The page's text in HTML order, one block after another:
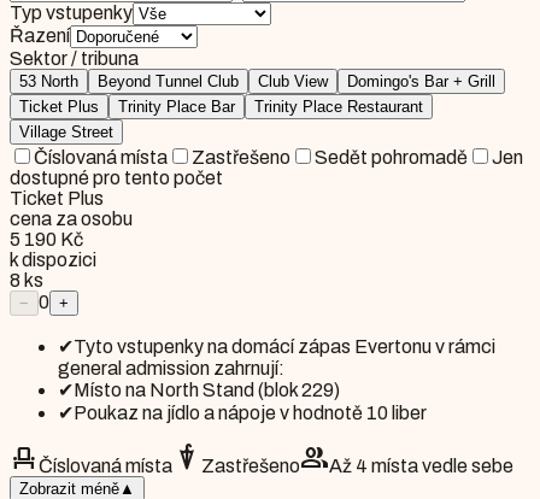
Typ vstupenky
Řazení
Sektor / tribuna
53 North Beyond Tunnel Club Club View
Domingo's Bar + Grill
Ticket Plus
Trinity Place Bar
Trinity Place Restaurant
Village Street
Číslovaná místa Zastřešeno Sedět pohromadě
Jen
dostupné pro tento počet
Ticket Plus
cena za osobu
5 190 Kč
k dispozici
8 ks
− 0 +
✔Tyto vstupenky na domácí zápas Evertonu v rámci
general admission zahrnují:
✔Místo na North Stand (blok 229)
✔Poukaz na jídlo a nápoje v hodnotě 10 liber
event_seatČíslovaná místa umbrella ZastřešenogroupAž 4 místa vedle sebe
Zobrazit méně ▲